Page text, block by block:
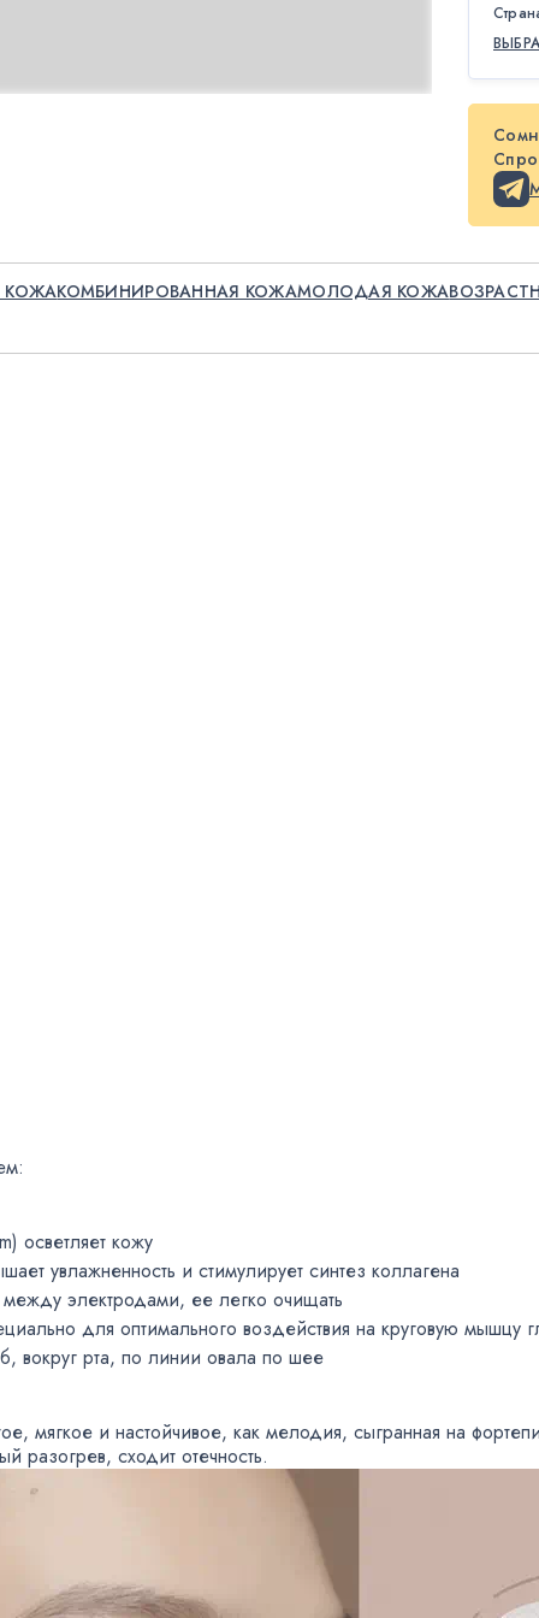
КОЖАКОМБИНИРОВАННАЯ КОЖАМОЛОДАЯ КОЖА
осветляет кожу
увлажненность и стимулирует синтез коллагена
между электродами, ее легко очищать
для оптимального воздействия на круговую мышцу
, вокруг рта, по линии овала по шее
, мягкое и настойчивое, как мелодия, сыгранная на
разогрев, сходит отечность.